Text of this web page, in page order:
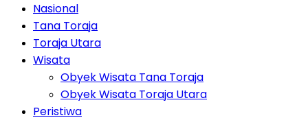
Nasional
Tana Toraja
Toraja Utara
Wisata
Obyek Wisata Tana Toraja
Obyek Wisata Toraja Utara
Peristiwa